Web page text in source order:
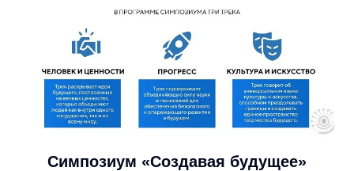
Симпозиум «Создавая будущее»